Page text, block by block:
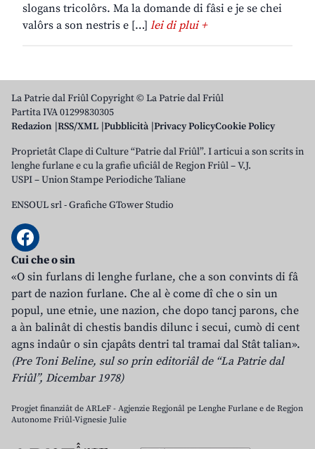
slogans tricolôrs. Ma la domande di fâsi e je se chei
valôrs a son nestris e […] lei di plui +
La Patrie dal Friûl Copyright © La Patrie dal Friûl
Partita IVA 01299830305
Redazion RSS/XML Pubblicità Privacy PolicyCookie Policy
Proprietât Clape di Culture “Patrie dal Friûl”. I articui a son scrits in
lenghe furlane e cu la grafie uficiâl de Regjon Friûl – V.J.
USPI – Union Stampe Periodiche Taliane
ENSOUL srl-Grafiche GTower Studio
Cui che o sin
«O sin furlans di lenghe furlane, che a son convints di fâ
part de nazion furlane. Che al è come dî che o sin un
popul, une etnie, une nazion, che dopo tancj parons, che
a àn balinât di chestis bandis dilunc i secui, cumò di cent
agns indaûr o sin cjapâts dentri tal tramai dal Stât talian».
(Pre Toni Beline, sul so prin editoriâl de “La Patrie dal
Friûl”, Dicembar 1978)
Progjet finanziât de ARLeF - Agjenzie Regjonâl pe Lenghe Furlane e de Regjon
Autonome Friûl-Vignesie Julie